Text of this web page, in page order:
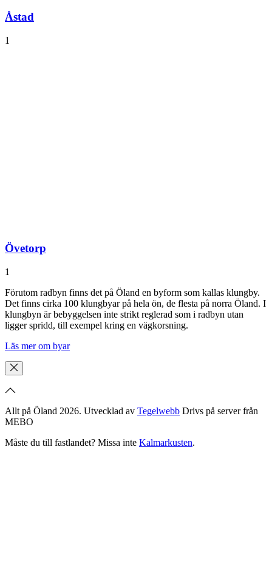
Åstad
1
Övetorp
1
Förutom radbyn finns det på Öland en byform som kallas klungby.
Det finns cirka 100 klungbyar på hela ön, de flesta på norra Öland. I
klungbyn är bebyggelsen inte strikt reglerad som i radbyn utan
ligger spridd, till exempel kring en vägkorsning.
Läs mer om byar
Allt på Öland 2026. Utvecklad av Tegelwebb Drivs på server från
MEBO
Måste du till fastlandet? Missa inte Kalmarkusten.